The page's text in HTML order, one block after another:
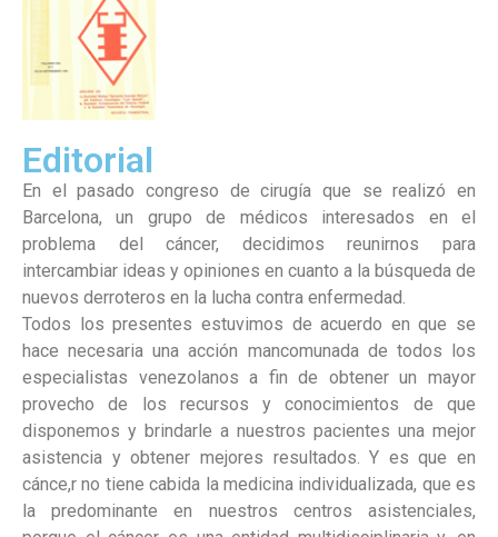
Editorial
En el pasado congreso de cirugía que se realizó en
Barcelona, un grupo de médicos interesados en el
problema del cáncer, decidimos reunirnos para
intercambiar ideas y opiniones en cuanto a la búsqueda de
nuevos derroteros en la lucha contra enfermedad.
Todos los presentes estuvimos de acuerdo en que se
hace necesaria una acción mancomunada de todos los
especialistas venezolanos a fin de obtener un mayor
provecho de los recursos y conocimientos de que
disponemos y brindarle a nuestros pacientes una mejor
asistencia y obtener mejores resultados. Y es que en
cánce,r no tiene cabida la medicina individualizada, que es
la predominante en nuestros centros asistenciales,